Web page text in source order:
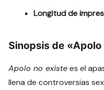
Sinopsis de
Apolo no existees el
llena de controversias